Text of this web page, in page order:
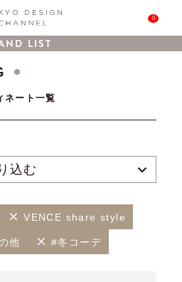
0
LIST
ネート一覧
込む
VENCE share style
他 #冬コーデ